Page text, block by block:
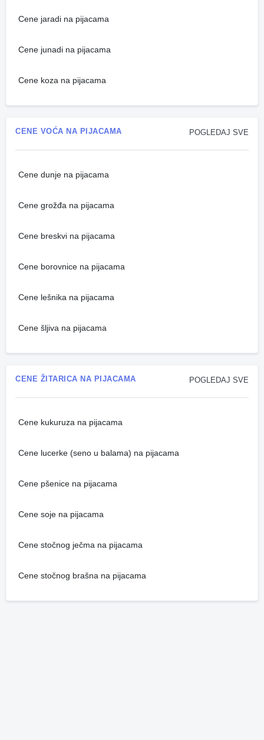
Cene jaradi na pijacama
Cene junadi na pijacama
Cene koza na pijacama
POGLEDAJ SVE
CENE VOĆA NA PIJACAMA
Cene dunje na pijacama
Cene grožđa na pijacama
Cene breskvi na pijacama
Cene borovnice na pijacama
Cene lešnika na pijacama
Cene šljiva na pijacama
POGLEDAJ SVE
CENE ŽITARICA NA PIJACAMA
Cene kukuruza na pijacama
Cene lucerke (seno u balama) na pijacama
Cene pšenice na pijacama
Cene soje na pijacama
Cene stočnog ječma na pijacama
Cene stočnog brašna na pijacama